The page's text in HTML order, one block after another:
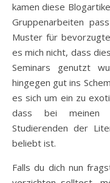
kamen diese
Gruppenarbeiten
Muster für
es mich nicht, dass
Seminars genutzt
hingegen gut ins
es sich um ein zu
dass bei meinen
Studierenden der
beliebt ist.
Falls du dich nun